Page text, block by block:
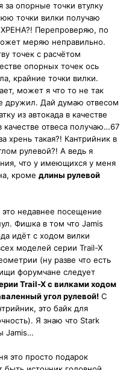
за опорные точки втулку
точки вилки получаю
Перепроверяю, по
меряю неправильно.
точек с расчётом
опорных точек ось
крайние точки вилки.
может я что то не так
дружил. Дай думаю отвесом
из автокада в качестве
качестве отвеса получаю…67
хрень такая?! Кантрийник в
рулевой?! А ведь я
что у имеющихся у меня
кроме длины рулевой
недавнее посещение
Фишка в том что Jamis
идёт с ходом вилки
моделей серии Trail-X
(ну разве что есть
форумчане следует
Trail-X с вилками ходом
угол рулевой! С
это байк для
Я знаю что Stark
Jamis…
это просто подарок